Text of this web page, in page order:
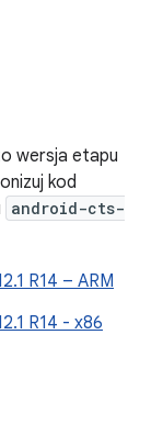
wersja etapu
kod
android-cts-
R14 – ARM
R14 - x86